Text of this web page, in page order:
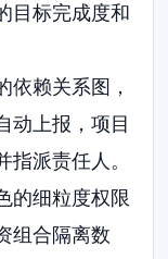
目标完成度和
依赖关系图，
动上报，项目
派责任人。
的细粒度权限
组合隔离数